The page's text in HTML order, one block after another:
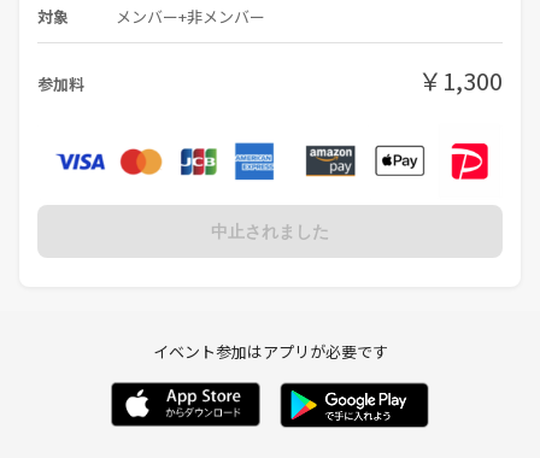
対象 メンバー+非メンバー
参加料 ￥1,300
中止されました
イベント参加はアプリが必要です